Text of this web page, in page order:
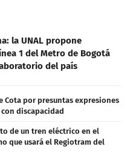
la UNAL propone
1 del Metro de Bogotá
del país
Cota por presuntas expresiones
discapacidad
de un tren eléctrico en el
que usará el Regiotram del